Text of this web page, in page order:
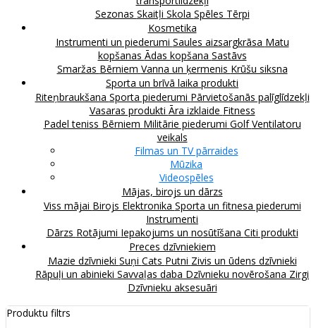
Sezonas Skaitļi Skola Spēles Tērpi
Kosmetika
Instrumenti un piederumi Saules aizsargkrāsa Matu
kopšanas Ādas kopšana Sastāvs
Smaržas Bērniem Vanna un ķermenis Krūšu siksna
Sporta un brīvā laika produkti
Riteņbraukšana Sporta piederumi Pārvietošanās palīglīdzekļi
Vasaras produkti Āra izklaide Fitness
Padel teniss Bērniem Militārie piederumi GolfVentilatoru
veikals
Filmas un TV pārraides
Mūzika
Videospēles
Mājas, birojs un dārzs
Viss mājai Birojs Elektronika Sporta un fitnesa piederumi
Instrumenti
Dārzs Rotājumi Iepakojums un nosūtīšana Citi produkti
Preces dzīvniekiem
Mazie dzīvnieki Suņi Cats Putni Zivis un ūdens dzīvnieki
Rāpuļi un abinieki Savvaļas daba Dzīvnieku novērošana Zirgi
Dzīvnieku aksesuāri
Produktu filtrs